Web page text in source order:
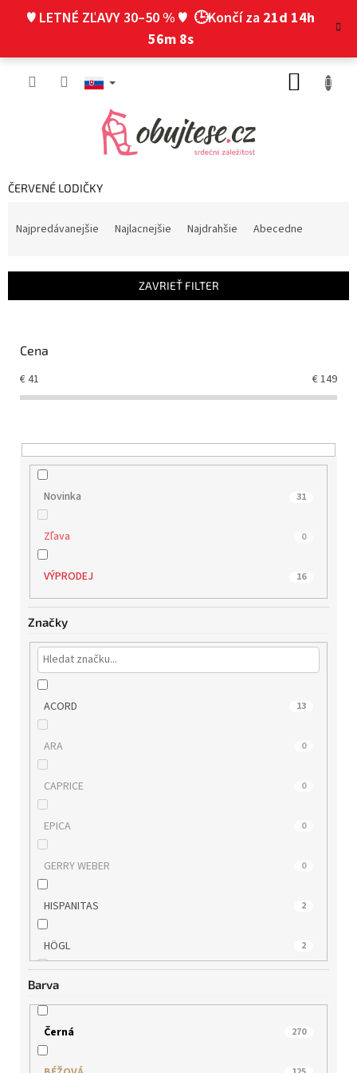
♥ LETNÉ ZĽAVY 30–50 % ♥ 🕒Končí za 21d 14h
56m 7s
ČERVENÉ LODIČKY
i
Najpredávanejšie Najlacnejšie Najdrahšie Abecedne
ZAVRIEŤ FILTER
Cena
€41 €149
Novinka 31
Zľava 0
VÝPRODEJ 16
Značky
ACORD 13
ARA 0
CAPRICE 0
EPICA 0
GERRY WEBER 0
HISPANITAS 2
HÖGL 2
IBERIUS
JANA 1
KLOP 0
Barva
Černá 270